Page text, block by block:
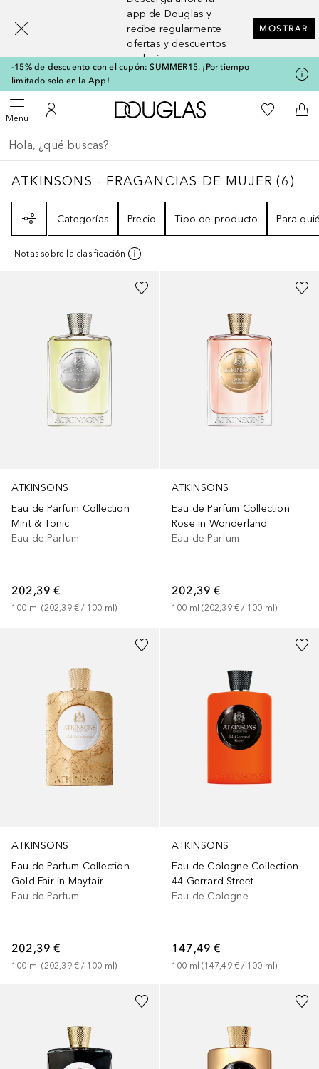
app de Douglas y
recibe regularmente
ofertas y descuentos
exclusivos
MOSTRAR
-15% de descuento con el cupón: SUMMER15. ¡Por tiempo
limitado solo en la App!
MenúAbrir menúMi cuenta
A Douglas HomeMi lista de
A
Regresar
Ejecutar búsqueda
ATKINSONS - FRAGANCIAS DE MUJER6
ATKINSONS - FRAGANCIAS DE MUJER (6)
Categorías
Precio Tipo de producto Para
Notas sobre la clasificación
ATKINSONS
Eau de Parfum Collection
Mint & Tonic
Eau de Parfum
202,39 €
100 ml (202,39 € / 100 ml)
ATKINSONS
Eau de Parfum Collection
Rose in Wonderland
Eau de Parfum
202,39 €
100 ml (202,39 € / 100 ml)
ATKINSONS
Eau de Parfum Collection
Gold Fair in Mayfair
Eau de Parfum
202,39 €
100 ml (202,39 € / 100 ml)
ATKINSONS
Eau de Cologne Collection
44 Gerrard Street
Eau de Cologne
147,49 €
100 ml (147,49 € / 100 ml)
[navigation.slideout.screenreader]